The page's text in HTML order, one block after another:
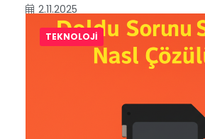
2.11.2025
TEKNOLOJI